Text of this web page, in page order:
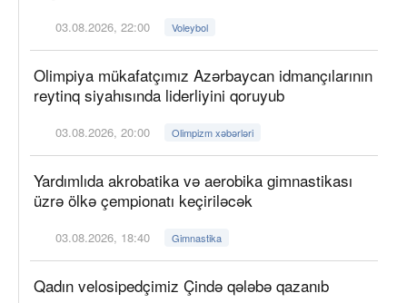
03.08.2026, 22:00 Voleybol
Olimpiya mükafatçımız Azərbaycan idmançılarının
reytinq siyahısında liderliyini qoruyub
03.08.2026, 20:00 Olimpizm xəbərləri
Yardımlıda akrobatika və aerobika gimnastikası
üzrə ölkə çempionatı keçiriləcək
03.08.2026, 18:40 Gimnastika
Qadın velosipedçimiz Çində qələbə qazanıb